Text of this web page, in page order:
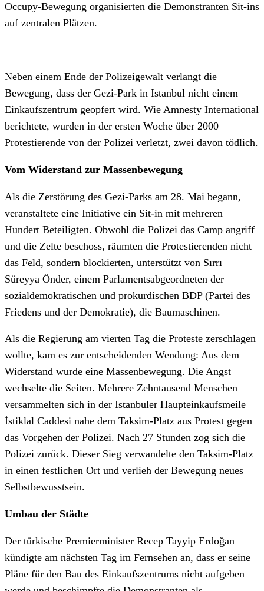
Occupy-Bewegung organisierten die Demonstranten Sit-ins
auf zentralen Plätzen.
Neben einem Ende der Polizeigewalt verlangt die
Bewegung, dass der Gezi-Park in Istanbul nicht einem
Einkaufszentrum geopfert wird. Wie Amnesty International
berichtete, wurden in der ersten Woche über 2000
Protestierende von der Polizei verletzt, zwei davon tödlich.
Vom Widerstand zur Massenbewegung
Als die Zerstörung des Gezi-Parks am 28. Mai begann,
veranstaltete eine Initiative ein Sit-in mit mehreren
Hundert Beteiligten. Obwohl die Polizei das Camp angriff
und die Zelte beschoss, räumten die Protestierenden nicht
das Feld, sondern blockierten, unterstützt von Sırrı
Süreyya Önder, einem Parlamentsabgeordneten der
sozialdemokratischen und prokurdischen BDP (Partei des
Friedens und der Demokratie), die Baumaschinen.
Als die Regierung am vierten Tag die Proteste zerschlagen
wollte, kam es zur entscheidenden Wendung: Aus dem
Widerstand wurde eine Massenbewegung. Die Angst
wechselte die Seiten. Mehrere Zehntausend Menschen
versammelten sich in der Istanbuler Haupteinkaufsmeile
İstiklal Caddesi nahe dem Taksim-Platz aus Protest gegen
das Vorgehen der Polizei. Nach 27 Stunden zog sich die
Polizei zurück. Dieser Sieg verwandelte den Taksim-Platz
in einen festlichen Ort und verlieh der Bewegung neues
Selbstbewusstsein.
Umbau der Städte
Der türkische Premierminister Recep Tayyip Erdoğan
kündigte am nächsten Tag im Fernsehen an, dass er seine
Pläne für den Bau des Einkaufszentrums nicht aufgeben